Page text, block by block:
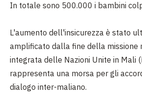
In totale sono 500.000 i bambini
L'aumento dell'insicurezza è stato
amplificato dalla fine della missione
integrata delle Nazioni Unite in Mali
rappresenta una morsa per gli
dialogo inter-maliano.